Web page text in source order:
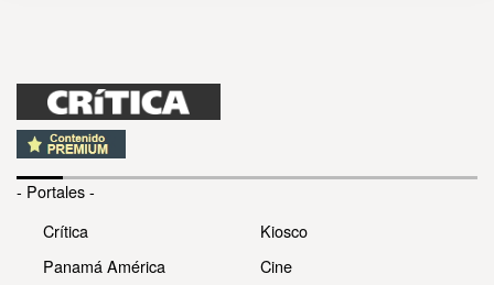
- Portales -
Crítica
Panamá América
Kiosco
Cine